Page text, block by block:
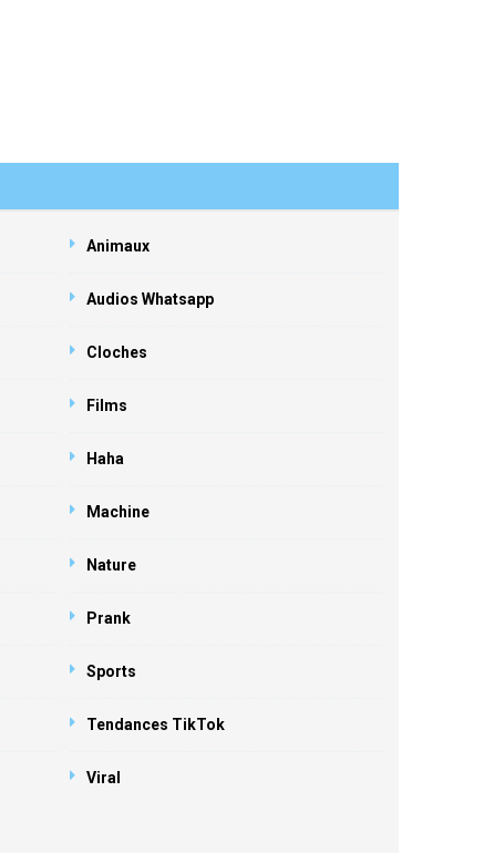
Animaux
Audios Whatsapp
Cloches
Films
Haha
Machine
Nature
Prank
Sports
Tendances TikTok
Viral